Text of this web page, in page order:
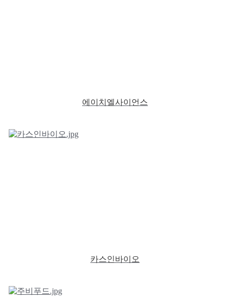
에이치엘사이언스
카스인바이오